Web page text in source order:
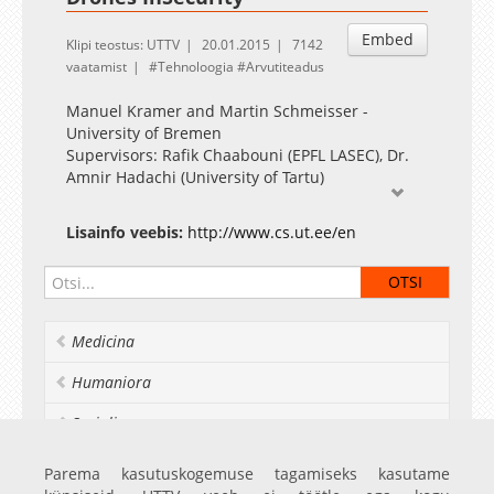
Embed
Klipi teostus: UTTV 20.01.2015
7142
vaatamist
Tehnoloogia Arvutiteadus
Manuel Kramer and Martin Schmeisser -
University of Bremen
Supervisors: Rafik Chaabouni (EPFL LASEC), Dr.
Amnir Hadachi (University of Tartu)
Lisainfo veebis: http://www.cs.ut.ee/en
Medicina
Humaniora
Socialia
Realia et naturalia
Parema kasutuskogemuse tagamiseks kasutame